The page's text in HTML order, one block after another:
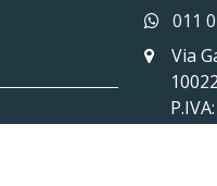
011
Via
10022
P.IVA: